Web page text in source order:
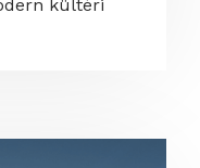
kültéri